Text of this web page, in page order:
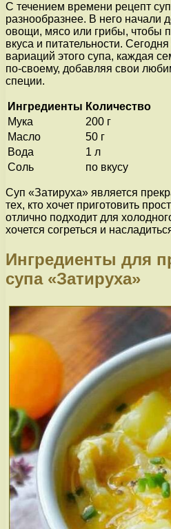
С течением времени рецепт
разнообразнее. В него начали
овощи, мясо или грибы, чтобы
вкуса и питательности.
вариаций этого супа, каждая
по-своему, добавляя свои
специи.
Ингредиенты Количество
Мука
200 г
Масло
50 г
Вода
1 л
Соль
по вкусу
Суп «Затируха» является
тех, кто хочет приготовить
отлично подходит для
хочется согреться и
Ингредиенты для
супа «Затируха»